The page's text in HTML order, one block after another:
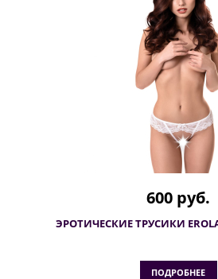
600 руб.
ЭРОТИЧЕСКИЕ ТРУСИКИ
ПОДРОБНЕЕ